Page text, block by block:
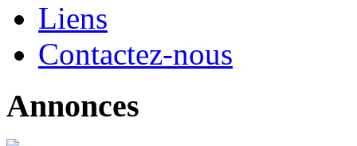
Liens
Contactez-nous
Annonces